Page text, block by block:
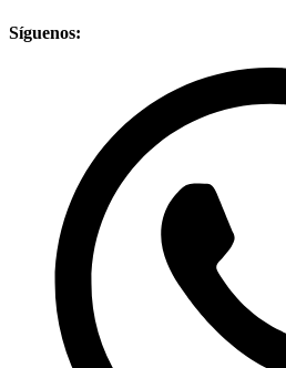
Síguenos: